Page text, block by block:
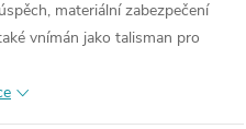
materiální zabezpečení
vnímán jako talisman pro